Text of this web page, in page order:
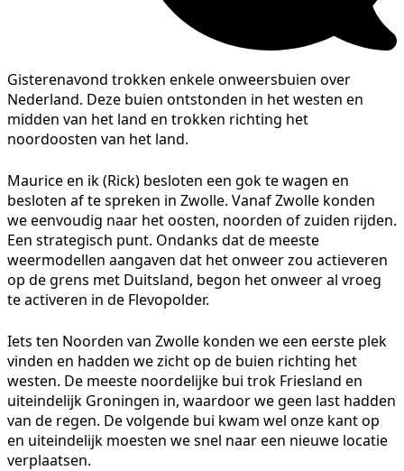
Gisterenavond trokken enkele onweersbuien over
Nederland. Deze buien ontstonden in het westen en
midden van het land en trokken richting het
noordoosten van het land.
Maurice en ik (Rick) besloten een gok te wagen en
besloten af te spreken in Zwolle. Vanaf Zwolle konden
we eenvoudig naar het oosten, noorden of zuiden rijden.
Een strategisch punt. Ondanks dat de meeste
weermodellen aangaven dat het onweer zou actieveren
op de grens met Duitsland, begon het onweer al vroeg
te activeren in de Flevopolder.
Iets ten Noorden van Zwolle konden we een eerste plek
vinden en hadden we zicht op de buien richting het
westen. De meeste noordelijke bui trok Friesland en
uiteindelijk Groningen in, waardoor we geen last hadden
van de regen. De volgende bui kwam wel onze kant op
en uiteindelijk moesten we snel naar een nieuwe locatie
verplaatsen.